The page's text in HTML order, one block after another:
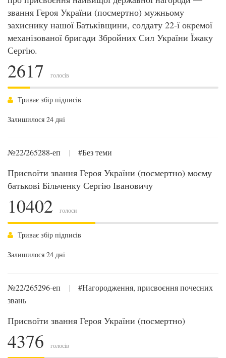
звання Героя України (посмертно) мужньому
захиснику нашої Батьківщини, солдату 22-ї окремої
механізованої бригади Збройних Сил України Їжаку
Сергію.
2617 голосів
Триває збір підписів
Залишилося 24 дні
№22/265288-еп | #Без теми
Присвоїти звання Героя України (посмертно) моєму
батькові Більченку Сергію Івановичу
10402 голоси
Триває збір підписів
Залишилося 24 дні
№22/265296-еп |
#Нагородження, присвоєння почесних
звань
Присвоїти звання Героя України (посмертно)
4376 голосів